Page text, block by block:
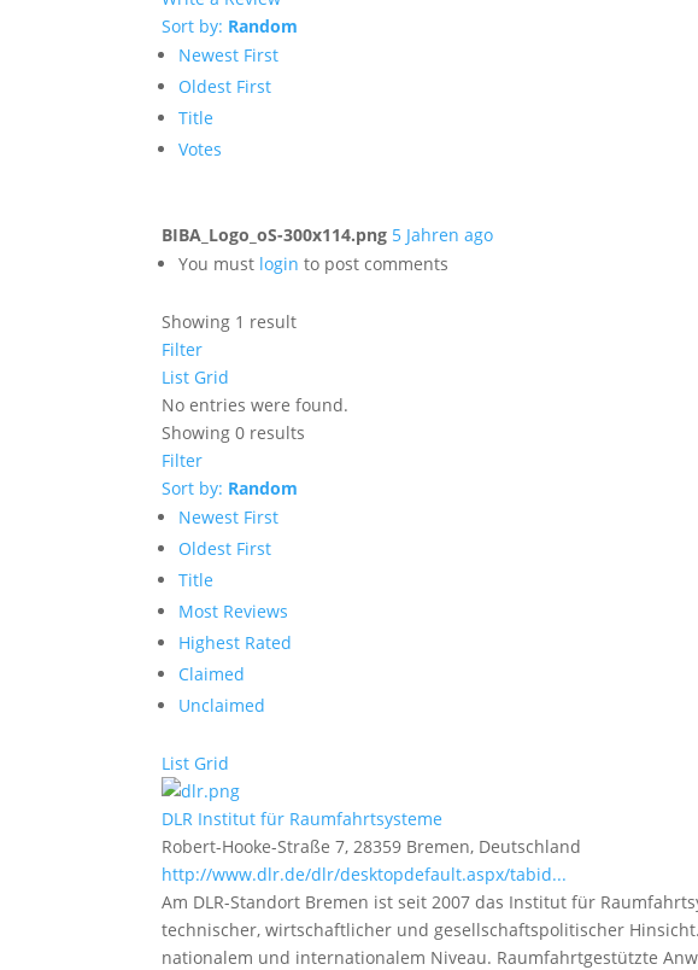
Sort by: Random
Newest First
Oldest First
Title
Votes
BIBA_Logo_oS-300x114.png 5 Jahren ago
You must login to post comments
Showing 1 result
Filter
List Grid
No entries were found.
Showing 0 results
Filter
Sort by: Random
Newest First
Oldest First
Title
Most Reviews
Highest Rated
Claimed
Unclaimed
List Grid
DLR Institut für Raumfahrtsysteme
Robert-Hooke-Straße 7, 28359 Bremen, Deutschland
http://www.dlr.de/dlr/desktopdefault.aspx/tabid...
Am DLR-Standort Bremen ist seit 2007 das Institut für
technischer, wirtschaftlicher und gesellschaftspolitischer
nationalem und internationalem Niveau. Raumfahrtgestützte